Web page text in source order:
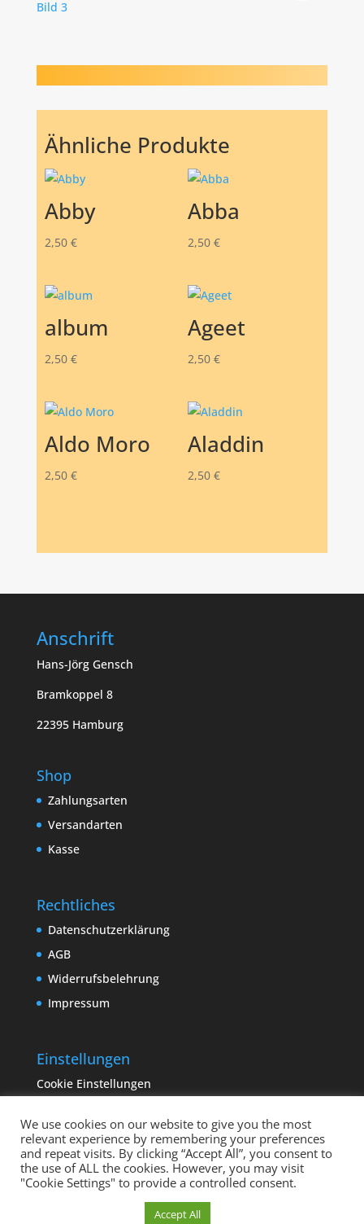
Ähnliche Produkte
Abby
2,50 €
Abba
2,50 €
album
2,50 €
Ageet
2,50 €
Aldo Moro
2,50 €
Aladdin
2,50 €
Anschrift
Hans-Jörg Gensch
Bramkoppel 8
22395 Hamburg
Shop
Zahlungsarten
Versandarten
Kasse
Rechtliches
Datenschutzerklärung
AGB
Widerrufsbelehrung
Impressum
Einstellungen
Cookie Einstellungen
Copyright sempervivum.info 2023 | Designed by
We use cookies on our website to give you the most
relevant experience by remembering your preferences
and repeat visits. By clicking “Accept All”, you consent to
the use of ALL the cookies. However, you may visit
"Cookie Settings" to provide a controlled consent.
Accept All